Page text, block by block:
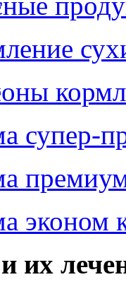
супер-
премиум
эконом
их